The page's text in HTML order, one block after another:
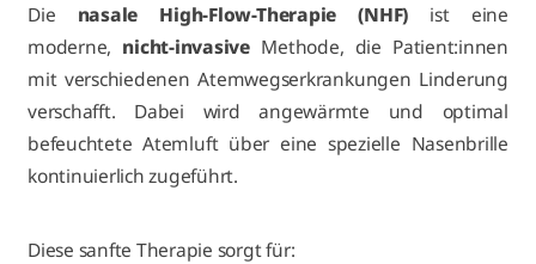
Die nasale High-Flow-Therapie (NHF) ist eine
moderne, nicht-invasiveMethode, die Patient:innen
mit verschiedenen Atemwegserkrankungen Linderung
verschafft. Dabei wird angewärmte und optimal
befeuchtete Atemluft über eine spezielle Nasenbrille
kontinuierlich zugeführt.
Diese sanfte Therapie sorgt für: